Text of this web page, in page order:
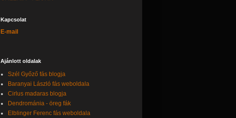
Kapcsolat
E-mail
Ajánlott oldalak
Szél Győző fás blogja
Baranyai László fás weboldala
Cirlus madaras blogja
Dendrománia - öreg fák
Elblinger Ferenc fás weboldala